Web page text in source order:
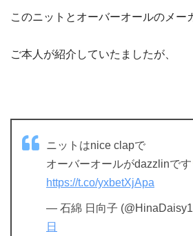
このニットとオーバーオールのメー
ご本人が紹介していたましたが、
ニットはnice clapで
オーバーオールがdazzlinです
https://t.co/yxbetXjApa
— 石綿 日向子
日